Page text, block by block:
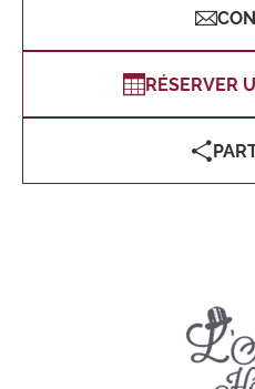
RÉSERVER